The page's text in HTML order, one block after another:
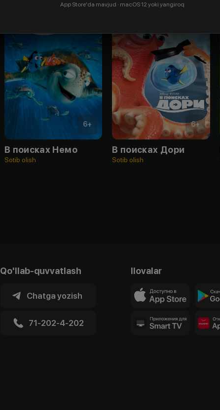
6+
В поисках Немо
Sotib olish
6+
В поисках Дори
Sotib olish
Qo'llab-quvvatlash
Chatga yozish
71-202-4-202
Ilovalar
App Store'da mavjud · macOS 12 yoki yangiroq